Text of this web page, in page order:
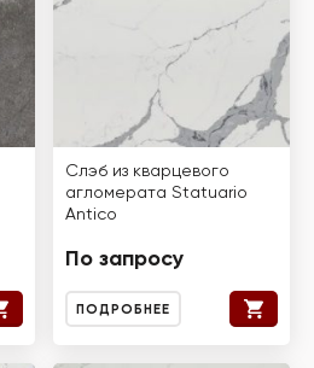
Слэб из кварцевого
агломерата Statuario
Antico
По запросу
ПОДРОБНЕЕ